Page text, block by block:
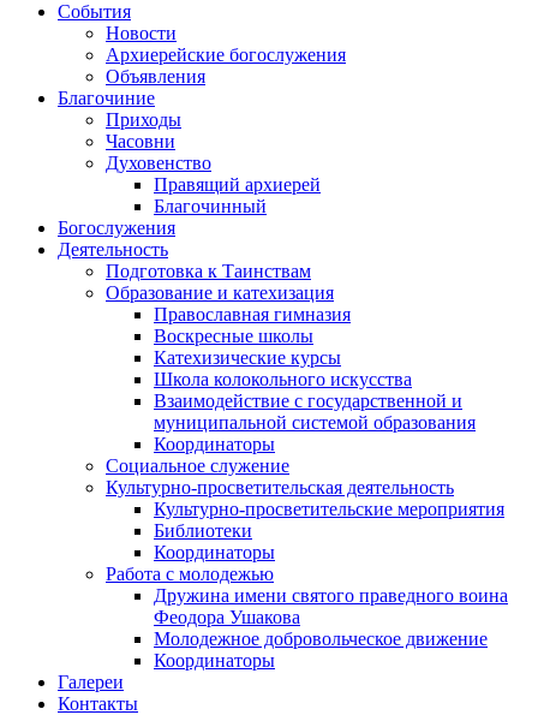
События
Новости
Архиерейские богослужения
Объявления
Благочиние
Приходы
Часовни
Духовенство
Правящий архиерей
Благочинный
Богослужения
Деятельность
Подготовка к Таинствам
Образование и катехизация
Православная гимназия
Воскресные школы
Катехизические курсы
Школа колокольного искусства
Взаимодействие с государственной и
муниципальной системой образования
Координаторы
Социальное служение
Культурно-просветительская деятельность
Культурно-просветительские мероприятия
Библиотеки
Координаторы
Работа с молодежью
Дружина имени святого праведного воина
Феодора Ушакова
Молодежное добровольческое движение
Координаторы
Галереи
Контакты